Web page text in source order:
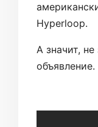
Hyperloop.
А значит,
объявление.